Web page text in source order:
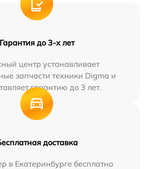
Гарантия до 3-х лет
центр устанавливает
запчасти техники Digma и
гарантию до 3 лет.
доставка
в Екатеринбурге бесплатно